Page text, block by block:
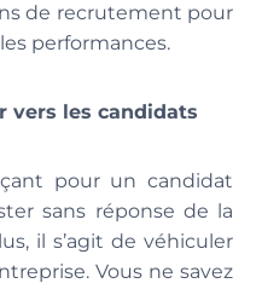
de recrutement pour
performances.
vers les candidats
pour un candidat
sans réponse de la
il s’agit de véhiculer
Vous ne savez